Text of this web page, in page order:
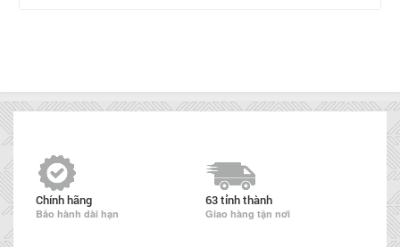
Chính hãng
Bảo hành dài hạn
63 tỉnh thành
Giao hàng tận nơi